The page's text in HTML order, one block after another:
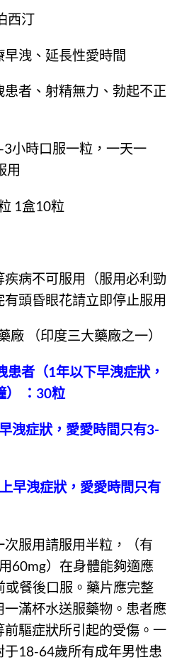
西汀
早洩、延長性愛時間
患者、射精無力、勃起不正
小時口服一粒，一天一
用
1盒10粒
疾病不可服用（服用必利勁
頭昏眼花請立即停止服用
廠 （印度三大藥廠之一）
患者（1年以下早洩症狀，
） ：30粒
洩症狀，愛愛時間只有3-
早洩症狀，愛愛時間只有
次服用請服用半粒，（有
60mg）在身體能夠適應
餐後口服。藥片應完整
滿杯水送服藥物。患者應
驅症狀所引起的受傷。一
18-64歲所有成年男性患